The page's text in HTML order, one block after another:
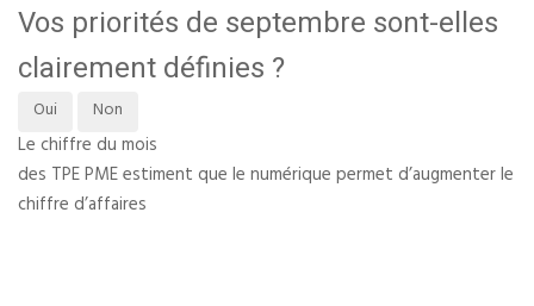
Vos priorités de septembre sont-elles
clairement définies ?
Oui Non
Le chiffre du mois
des TPE PME estiment que le numérique permet d’augmenter le
chiffre d’affaires